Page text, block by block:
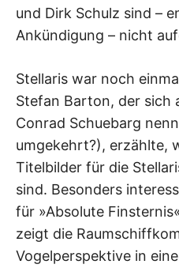
und Dirk Schulz sind –
Ankündigung – nicht
Stellaris war noch
Stefan Barton, der sich
Conrad Schuebarg
umgekehrt?), erzählte,
Titelbilder für die
sind. Besonders
für »Absolute
zeigt die
Vogelperspektive in